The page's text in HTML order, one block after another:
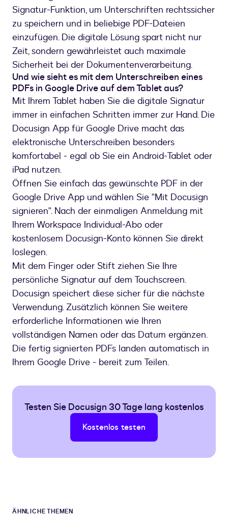
Signatur-Funktion, um Unterschriften rechtssicher
zu speichern und in beliebige PDF-Dateien
einzufügen. Die digitale Lösung spart nicht nur
Zeit, sondern gewährleistet auch maximale
Sicherheit bei der Dokumentenverarbeitung.
Und wie sieht es mit dem Unterschreiben eines
PDFs in Google Drive auf dem Tablet aus?
Mit Ihrem Tablet haben Sie die digitale Signatur
immer in einfachen Schritten immer zur Hand. Die
Docusign App für Google Drive macht das
elektronische Unterschreiben besonders
komfortabel - egal ob Sie ein Android-Tablet oder
iPad nutzen.
Öffnen Sie einfach das gewünschte PDF in der
Google Drive App und wählen Sie "Mit Docusign
signieren". Nach der einmaligen Anmeldung mit
Ihrem Workspace Individual-Abo oder
kostenlosem Docusign-Konto können Sie direkt
loslegen.
Mit dem Finger oder Stift ziehen Sie Ihre
persönliche Signatur auf dem Touchscreen.
Docusign speichert diese sicher für die nächste
Verwendung. Zusätzlich können Sie weitere
erforderliche Informationen wie Ihren
vollständigen Namen oder das Datum ergänzen.
Die fertig signierten PDFs landen automatisch in
Ihrem Google Drive - bereit zum Teilen.
Testen Sie Docusign 30 Tage lang kostenlos
Kostenlos testen
ÄHNLICHE THEMEN